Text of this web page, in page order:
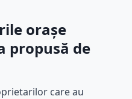
orașe
propusă de
care au